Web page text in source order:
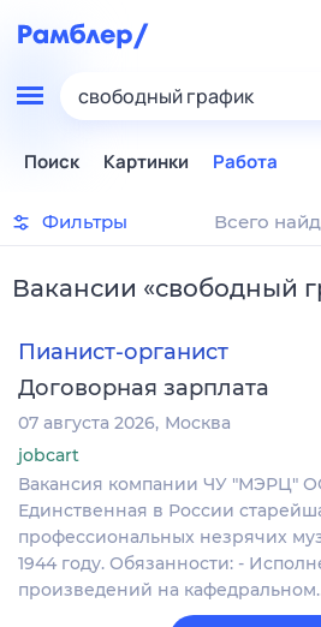
свободный график
Поиск Картинки Работа
Фильтры Всего
Вакансии «свободный
Пианист-органист
Договорная зарплата
07 августа 2026 Москва
jobcart
Вакансия компании ЧУ "МЭРЦ"
Единственная в России
профессиональных незрячих
1944 году. Обязанности: -
произведений на